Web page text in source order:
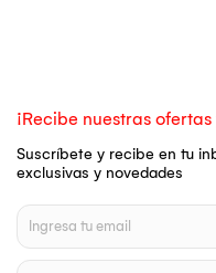
¡Recibe nuestras
Suscríbete y recibe en tu
exclusivas y novedades